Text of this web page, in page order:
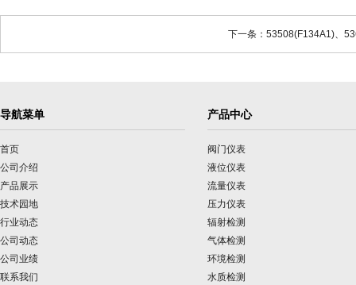
下一条：53508(F134A1)、
导航菜单
首页
公司介绍
产品展示
技术园地
行业动态
公司动态
公司业绩
联系我们
产品中心
阀门仪表
液位仪表
流量仪表
压力仪表
辐射检测
气体检测
环境检测
水质检测